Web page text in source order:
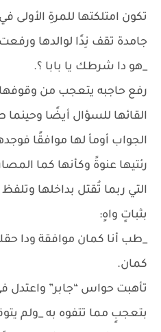
تكون امتلكتها للمرةِ الأولى
جامدة تقف نِدًا لوالدها
_هو دا شرطك يا بابا ؟.
رفع حاجبه يتعجب من
القائها للسؤال أيضًا
الجواب أومأ لها موافقًا
رئتيها عنوةً وكأنها كما
التي ربما تُقتل بداخلها وتلفظ
بثباتٍ واهٍ:
_طب أنا كمان موافقة ودا
كمان.
تأهبت حواس “جابر” واعتدل
بتعجبٍ مما تتفوه به _ولم